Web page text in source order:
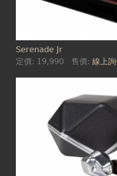
Serenade Jr
定價: 19,990 售價:線上